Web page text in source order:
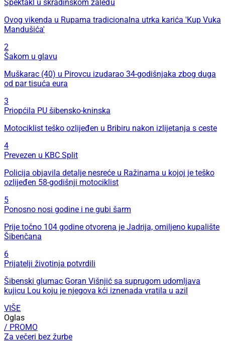
Spektakl u skradinskom zaleđu
Ovog vikenda u Rupama tradicionalna utrka karića 'Kup Vuka
Mandušića'
2
Šakom u glavu
Muškarac (40) u Pirovcu izudarao 34-godišnjaka zbog duga
od par tisuća eura
3
Priopćila PU šibensko-kninska
Motociklist teško ozlijeđen u Bribiru nakon izlijetanja s ceste
4
Prevezen u KBC Split
Policija objavila detalje nesreće u Ražinama u kojoj je teško
ozlijeđen 58-godišnji motociklist
5
Ponosno nosi godine i ne gubi šarm
Prije točno 104 godine otvorena je Jadrija, omiljeno kupalište
Šibenčana
6
Prijatelji životinja potvrdili
Šibenski glumac Goran Višnjić sa suprugom udomljava
kujicu Lou koju je njegova kći iznenada vratila u azil
VIŠE
Oglas
/ PROMO
Za večeri bez žurbe